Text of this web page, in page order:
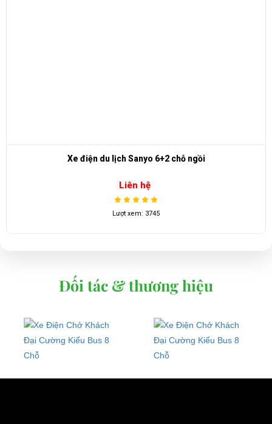
Xe điện du lịch Sanyo 6+2 chỗ ngồi
Liên hệ
Lượt xem: 3745
Đối tác & thương hiệu